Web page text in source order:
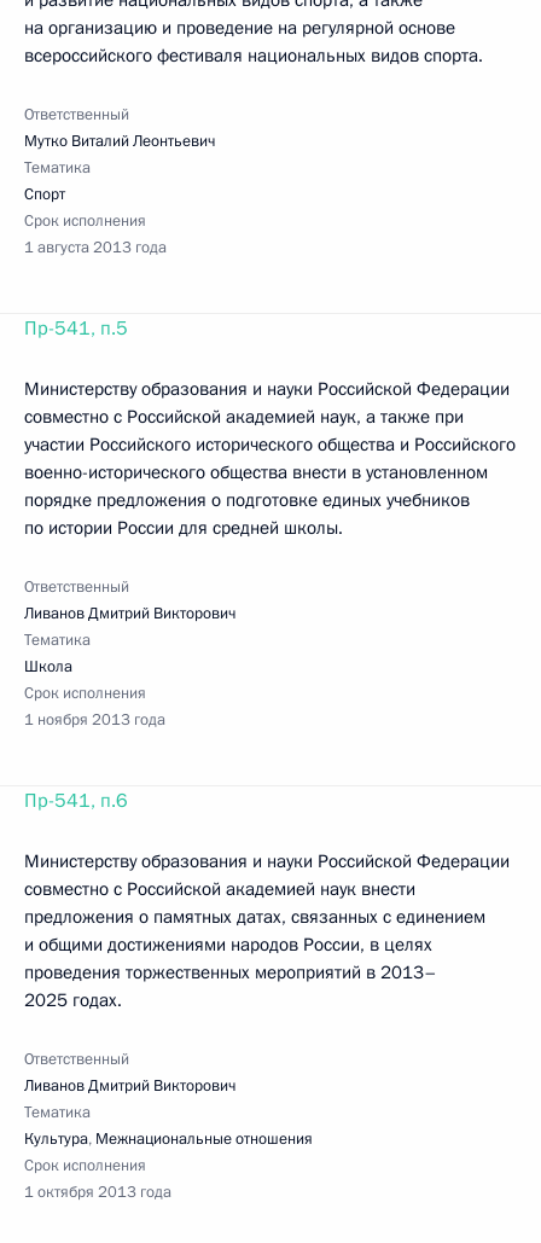
на организацию и проведение на регулярной основе
всероссийского фестиваля национальных видов спорта.
Ответственный
Мутко Виталий Леонтьевич
Тематика
Спорт
Срок исполнения
1 августа 2013 года
Пр-541, п.5
Министерству образования и науки Российской Федерации
совместно с Российской академией наук, а также при
участии Российского исторического общества и Российского
военно-исторического общества внести в установленном
порядке предложения о подготовке единых учебников
по истории России для средней школы.
Ответственный
Ливанов Дмитрий Викторович
Тематика
Школа
Срок исполнения
1 ноября 2013 года
Пр-541, п.6
Министерству образования и науки Российской Федерации
совместно с Российской академией наук внести
предложения о памятных датах, связанных с единением
и общими достижениями народов России, в целях
проведения торжественных мероприятий в 2013–
2025 годах.
Ответственный
Ливанов Дмитрий Викторович
Тематика
Культура, Межнациональные отношения
Срок исполнения
1 октября 2013 года